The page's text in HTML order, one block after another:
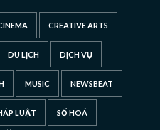
CREATIVE ARTS
DU LỊCH DỊCH VỤ
MUSIC NEWSBEAT
LUẬT SỐ HOÁ